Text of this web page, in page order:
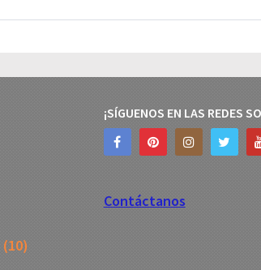
(10)
¡SÍGUENOS EN LAS REDES
Contáctanos